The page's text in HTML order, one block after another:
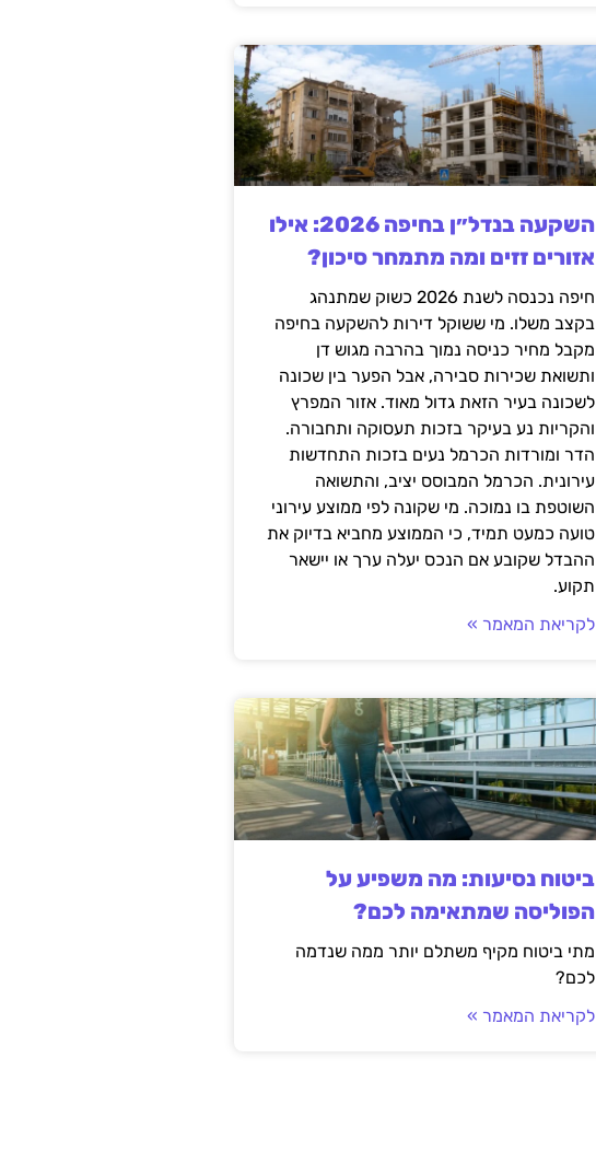
השקעה בנדל״ן בחיפה 2026: אילו
אזורים זזים ומה מתמחר סיכון?
חיפה נכנסה לשנת 2026 כשוק שמתנהג
בקצב משלו. מי ששוקל דירות להשקעה בחיפה
מקבל מחיר כניסה נמוך בהרבה מגוש דן
ותשואת שכירות סבירה, אבל הפער בין שכונה
לשכונה בעיר הזאת גדול מאוד. אזור המפרץ
והקריות נע בעיקר בזכות תעסוקה ותחבורה.
הדר ומורדות הכרמל נעים בזכות התחדשות
עירונית. הכרמל המבוסס יציב, והתשואה
השוטפת בו נמוכה. מי שקונה לפי ממוצע עירוני
טועה כמעט תמיד, כי הממוצע מחביא בדיוק את
ההבדל שקובע אם הנכס יעלה ערך או יישאר
תקוע.
לקריאת המאמר »
ביטוח נסיעות: מה משפיע על
הפוליסה שמתאימה לכם?
מתי ביטוח מקיף משתלם יותר ממה שנדמה
לכם?
לקריאת המאמר »